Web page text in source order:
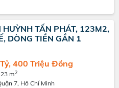
TẤN PHÁT, 123M2,
DÒNG TIỀN GẦN 1
400 Triệu Đồng
m2
7, Hồ Chí Minh